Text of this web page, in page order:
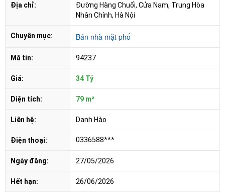
Địa chỉ:
Đường Hàng Chuối, Cửa Nam, Trung Hòa
Nhân Chính, Hà Nội
Chuyên mục: Bán nhà mặt phố
Mã tin: 94237
Giá: 34 Tỷ
Diện tích: 79 m²
Liên hệ: Danh Hào
Điện thoại: 0336588***
Ngày đăng: 27/05/2026
Hết hạn: 26/06/2026